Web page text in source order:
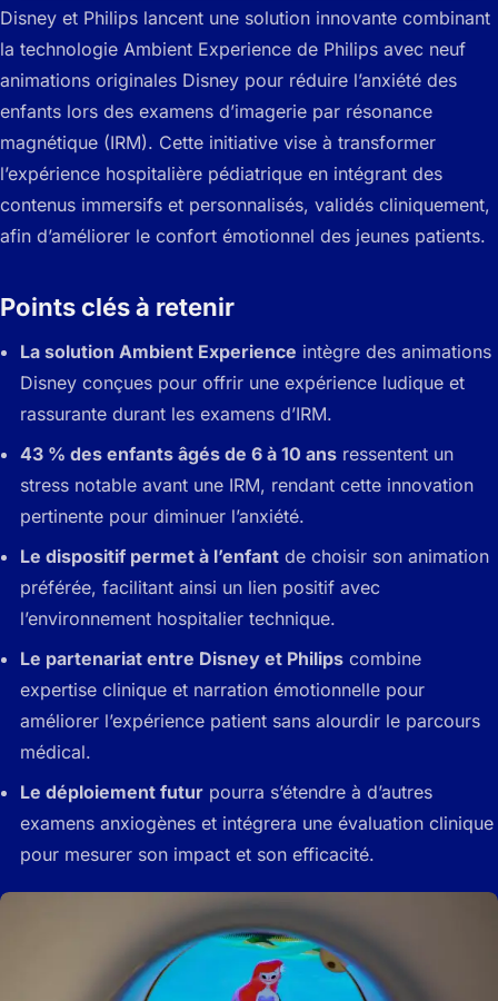
Disney et Philips lancent une solution innovante combinant
la technologie Ambient Experience de Philips avec neuf
animations originales Disney pour réduire l’anxiété des
enfants lors des examens d’imagerie par résonance
magnétique (IRM). Cette initiative vise à transformer
l’expérience hospitalière pédiatrique en intégrant des
contenus immersifs et personnalisés, validés cliniquement,
afin d’améliorer le confort émotionnel des jeunes patients.
Points clés à retenir
La solution Ambient Experience intègre des animations
Disney conçues pour offrir une expérience ludique et
rassurante durant les examens d’IRM.
43 % des enfants âgés de 6 à 10 ans ressentent un
stress notable avant une IRM, rendant cette innovation
pertinente pour diminuer l’anxiété.
Le dispositif permet à l’enfant de choisir son animation
préférée, facilitant ainsi un lien positif avec
l’environnement hospitalier technique.
Le partenariat entre Disney et Philips combine
expertise clinique et narration émotionnelle pour
améliorer l’expérience patient sans alourdir le parcours
médical.
Le déploiement futur pourra s’étendre à d’autres
examens anxiogènes et intégrera une évaluation clinique
pour mesurer son impact et son efficacité.